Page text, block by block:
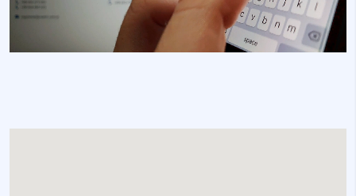
klasyfikowania, wraz z dostawcami poszczególnych
ciasteczek.
Akceptuj wszystko